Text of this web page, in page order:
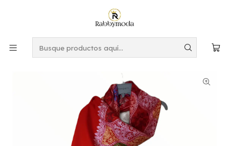
Este es el texto del slide